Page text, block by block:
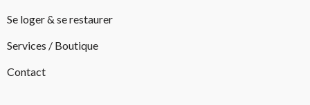
Se loger & se restaurer
Services / Boutique
Contact